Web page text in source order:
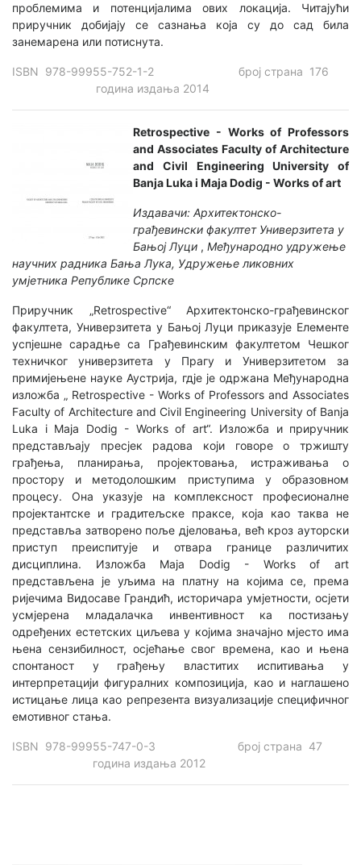
проблемима и потенцијалима ових локација. Читајући
приручник добијају се сазнања која су до сад била
занемарена или потиснута.
ISBN 978-99955-752-1-2 број страна 176
година издања 2014
Retrospective - Works of Professors
and Associates Faculty of Architecture
and Civil Engineering University of
Banja Luka i Maja Dodig - Works of art
Издавачи: Архитектонско-
грађевински факултет Универзитета у
Бањој Луци , Међународно удружење
научних радника Бања Лука, Удружење ликовних
умјетника Републике Српске
Приручник „Retrospective“ Архитектонско-грађевинског
факултета, Универзитета у Бањој Луци приказује Елементе
успјешне сарадње са Грађевинским факултетом Чешког
техничког универзитета у Прагу и Универзитетом за
примијењене науке Аустрија, гдје је одржана Међународна
изложба „ Retrospective - Works of Professors and Associates
Faculty of Architecture and Civil Engineering University of Banja
Luka i Maja Dodig - Works of art“. Изложба и приручник
представљају пресјек радова који говоре о тржишту
грађења, планирања, пројектовања, истраживања о
простору и методолошким приступима у образовном
процесу. Она указује на комплексност професионалне
пројектантске и градитељске праксе, која као таква не
представља затворено поље дјеловања, већ кроз ауторски
приступ преиспитује и отвара границе различитих
дисциплина. Изложба Maja Dodig - Works of art
представљена је уљима на платну на којима се, према
ријечима Видосаве Грандић, историчара умјетности, осјети
усмјерена младалачка инвентивност ка постизању
одређених естетских циљева у којима значајно мјесто има
њена сензибилност, осјећање свог времена, као и њена
спонтаност у грађењу властитих испитивања у
интерпретацији фигуралних композиција, као и наглашено
истицање лица као репрезента визуализације специфичног
емотивног стања.
ISBN 978-99955-747-0-3 број страна 47
година издања 2012